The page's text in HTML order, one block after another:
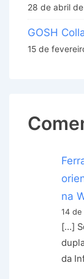
28 de abril
GOSH
15 de
na
14
[…]
da